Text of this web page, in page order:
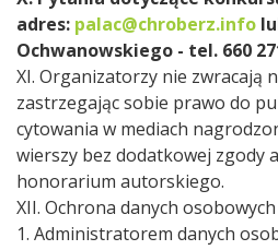
adres: palac@chroberz.info
Ochwanowskiego - tel. 660
XI. Organizatorzy nie zwracają
zastrzegając sobie prawo do
cytowania w mediach
wierszy bez dodatkowej zgody
honorarium autorskiego.
XII. Ochrona danych osobowych
1. Administratorem danych